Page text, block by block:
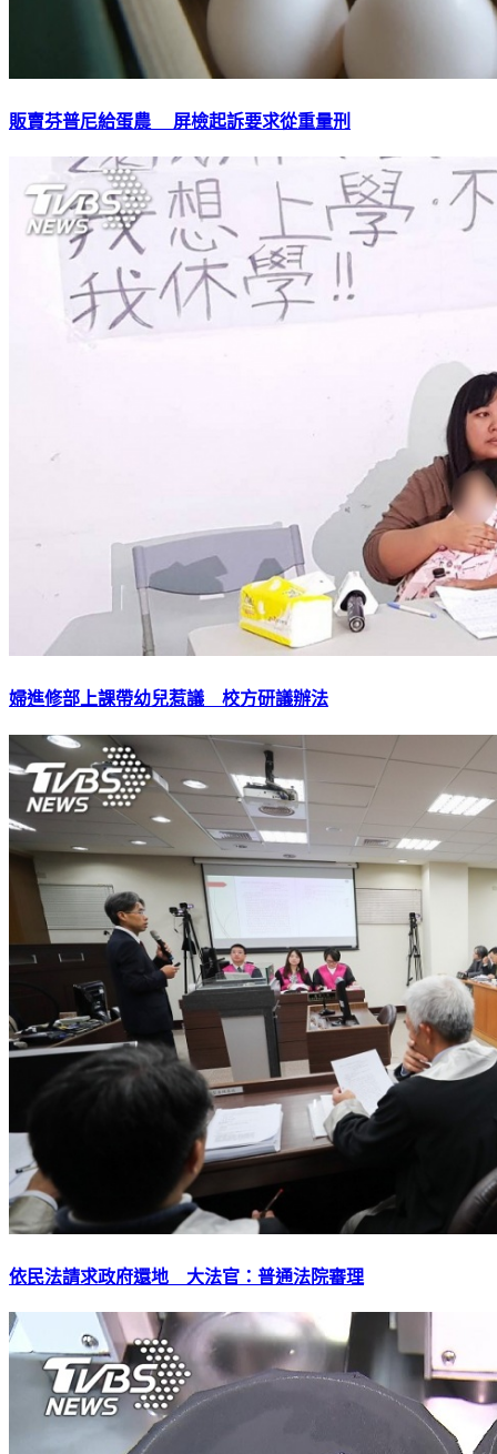
販賣芬普尼給蛋農 屏檢起訴要求從重量刑
婦進修部上課帶幼兒惹議 校方研議辦法
依民法請求政府還地 大法官：普通法院審理